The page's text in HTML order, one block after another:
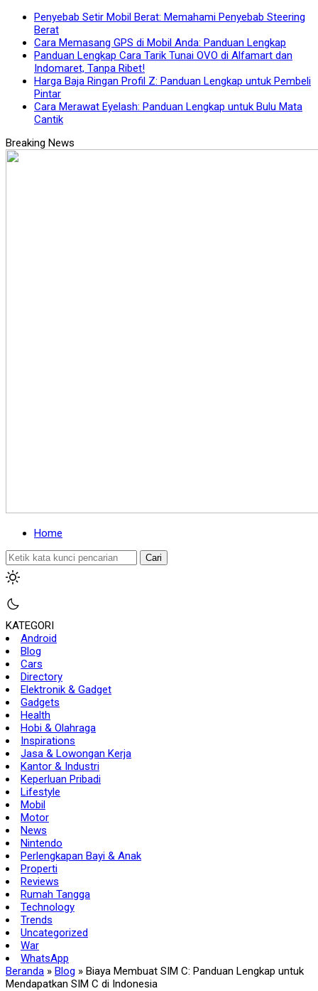
Penyebab Setir Mobil Berat: Memahami Penyebab Steering
Berat
Cara Memasang GPS di Mobil Anda: Panduan Lengkap
Panduan Lengkap Cara Tarik Tunai OVO di Alfamart dan
Indomaret, Tanpa Ribet!
Harga Baja Ringan Profil Z: Panduan Lengkap untuk Pembeli
Pintar
Cara Merawat Eyelash: Panduan Lengkap untuk Bulu Mata
Cantik
Home
Cari
KATEGORI
Android
Blog
Cars
Directory
Elektronik & Gadget
Gadgets
Health
Hobi & Olahraga
Inspirations
Jasa & Lowongan Kerja
Kantor & Industri
Keperluan Pribadi
Lifestyle
Mobil
Motor
News
Nintendo
Perlengkapan Bayi & Anak
Properti
Reviews
Rumah Tangga
Technology
Trends
Uncategorized
War
WhatsApp
Beranda » Blog » Biaya Membuat SIM C: Panduan Lengkap untuk
Mendapatkan SIM C di Indonesia